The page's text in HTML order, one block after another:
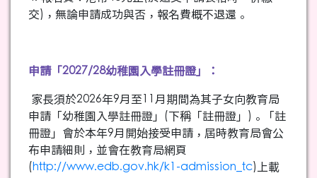
交)，無論申請成功與否，報名費概不退還。
申請「2027/28幼稚園入學註冊證」：
家長須於2026年9月至11月期間為其子女向教育局
申請「幼稚園入學註冊證」(下稱「註冊證」)。「註
冊證」會於本年9月開始接受申請，屆時教育局會公
布申請細則，並會在教育局網頁
(http://www.edb.gov.hk/k1-admission_tc)上載